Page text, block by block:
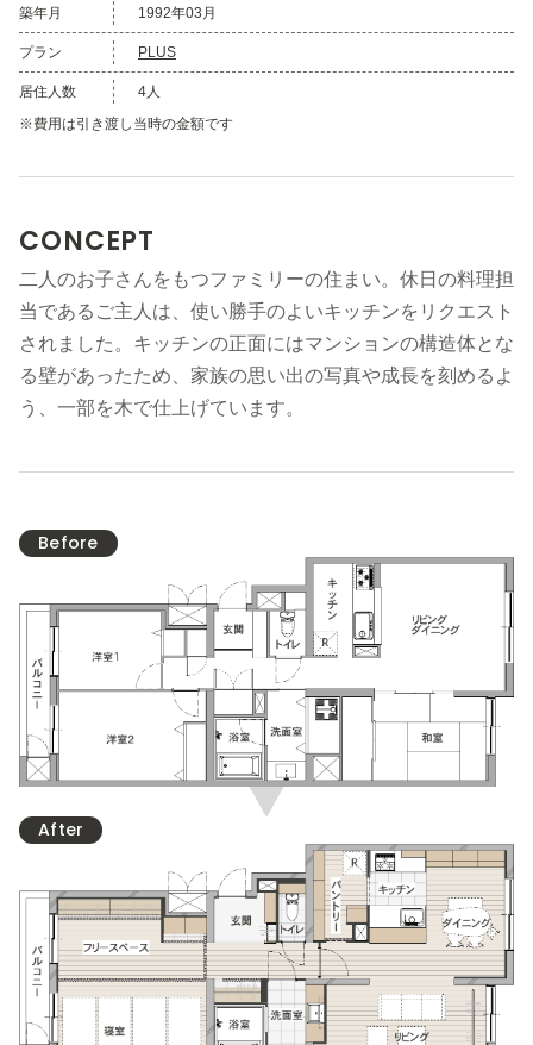
築年月 1992年03月
プラン PLUS
居住人数
4人
※費用は引き渡し当時の金額です
CONCEPT
二人のお子さんをもつファミリーの住まい。休日の料理担
当であるご主人は、使い勝手のよいキッチンをリクエスト
されました。キッチンの正面にはマンションの構造体とな
る壁があったため、家族の思い出の写真や成長を刻めるよ
う、一部を木で仕上げています。
Before
After